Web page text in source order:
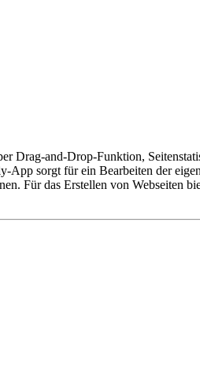
Drag-and-Drop-Funktion,
sorgt für ein Bearbeiten der
Für das Erstellen von Webseiten